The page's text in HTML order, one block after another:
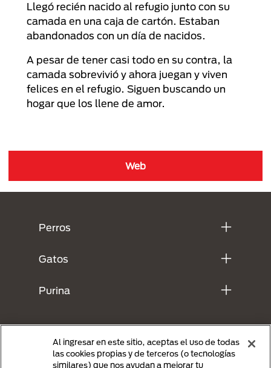
Llegó recién nacido al refugio junto con su
camada en una caja de cartón. Estaban
abandonados con un día de nacidos.
A pesar de tener casi todo en su contra, la
camada sobrevivió y ahora juegan y viven
felices en el refugio. Siguen buscando un
hogar que los llene de amor.
Web
Perros
Gatos
Purina
Al ingresar en este sitio, aceptas el uso de todas
las cookies propias y de terceros (o tecnologías
similares) que nos ayudan a mejorar tu